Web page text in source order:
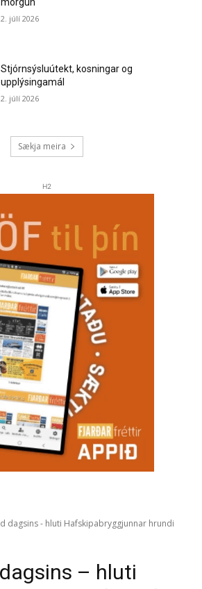
2. júlí 2026
Stjórnsýsluútekt, kosningar og
upplýsingamál
2. júlí 2026
Sækja meira
H2